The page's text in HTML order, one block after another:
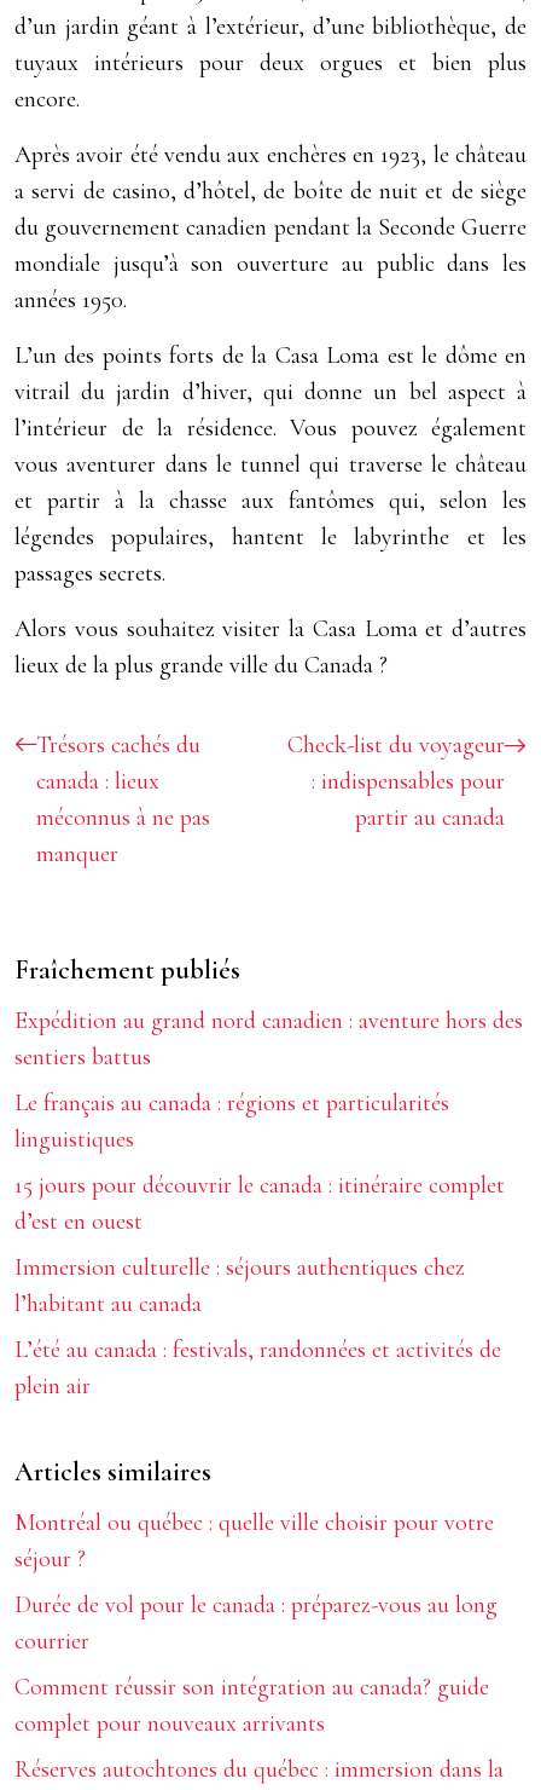
d’un jardin géant à l’extérieur, d’une bibliothèque, de
tuyaux intérieurs pour deux orgues et bien plus
encore.
Après avoir été vendu aux enchères en 1923, le château
a servi de casino, d’hôtel, de boîte de nuit et de siège
du gouvernement canadien pendant la Seconde Guerre
mondiale jusqu’à son ouverture au public dans les
années 1950.
L’un des points forts de la Casa Loma est le dôme en
vitrail du jardin d’hiver, qui donne un bel aspect à
l’intérieur de la résidence. Vous pouvez également
vous aventurer dans le tunnel qui traverse le château
et partir à la chasse aux fantômes qui, selon les
légendes populaires, hantent le labyrinthe et les
passages secrets.
Alors vous souhaitez visiter la Casa Loma et d’autres
lieux de la plus grande ville du Canada ?
Trésors cachés du
canada : lieux
méconnus à ne pas
manquer
Check-list du voyageur
: indispensables pour
partir au canada
Fraîchement publiés
Expédition au grand nord canadien : aventure hors des
sentiers battus
Le français au canada : régions et particularités
linguistiques
15 jours pour découvrir le canada : itinéraire complet
d’est en ouest
Immersion culturelle : séjours authentiques chez
l’habitant au canada
L’été au canada : festivals, randonnées et activités de
plein air
Articles similaires
Montréal ou québec : quelle ville choisir pour votre
séjour ?
Durée de vol pour le canada : préparez-vous au long
courrier
Comment réussir son intégration au canada? guide
complet pour nouveaux arrivants
Réserves autochtones du québec : immersion dans la